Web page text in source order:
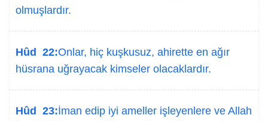
olmuşlardır.
Hûd 22:Onlar, hiç kuşkusuz, ahirette en ağır
hüsrana uğrayacak kimseler olacaklardır.
Hûd 23:İman edip iyi ameller işleyenlere ve Allah